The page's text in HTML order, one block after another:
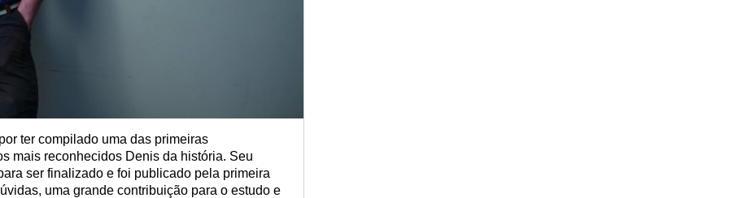
ter compilado uma das primeiras
mais reconhecidos Denis da história. Seu
ser finalizado e foi publicado pela primeira
uma grande contribuição para o estudo e